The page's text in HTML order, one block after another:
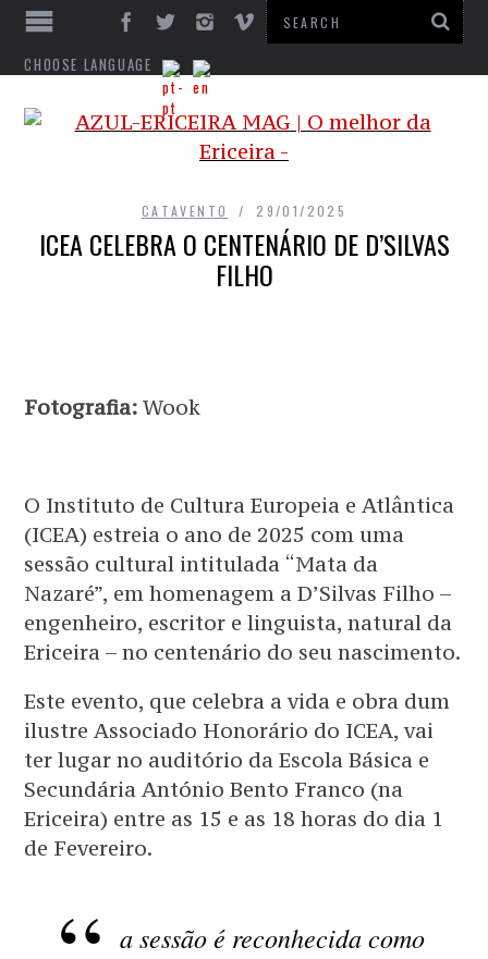
CHOOSE LANGUAGE
CATAVENTO 29/01/2025
ICEA CELEBRA O CENTENÁRIO DE D’SILVAS
FILHO
Fotografia: Wook
O Instituto de Cultura Europeia e Atlântica
(ICEA) estreia o ano de 2025 com uma
sessão cultural intitulada “Mata da
Nazaré”, em homenagem a D’Silvas Filho –
engenheiro, escritor e linguista, natural da
Ericeira – no centenário do seu nascimento.
Este evento, que celebra a vida e obra dum
ilustre Associado Honorário do ICEA, vai
ter lugar no auditório da Escola Básica e
Secundária António Bento Franco (na
Ericeira) entre as 15 e as 18 horas do dia 1
de Fevereiro.
a sessão é reconhecida como